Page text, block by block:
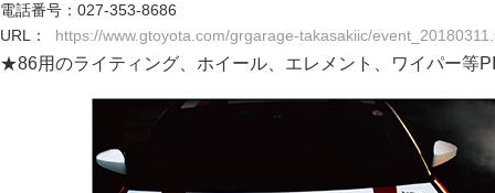
電話番号：027-353-8686
URL： https://www.gtoyota.com/grgarage-takasakiic/
★86用のライティング、ホイール、エレメント、ワイパー等